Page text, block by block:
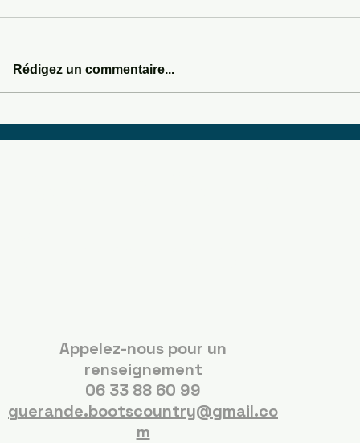
SOMEWHERE IN SEDONA
Rédigez un commentaire...
Appelez-nous pour un
renseignement
06 33 88 60 99
guerande.bootscountry@gmail.co
m